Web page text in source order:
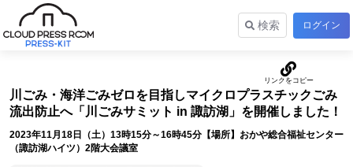
検索 ログイン
川ごみ・海洋ごみゼロを目指しマイクロプラスチックごみ
流出防止へ「川ごみサミット in 諏訪湖」を開催しました！
2023年11月18日（土）13時15分～16時45分【場所】おかや総合福祉センター
（諏訪湖ハイツ）2階大会議室